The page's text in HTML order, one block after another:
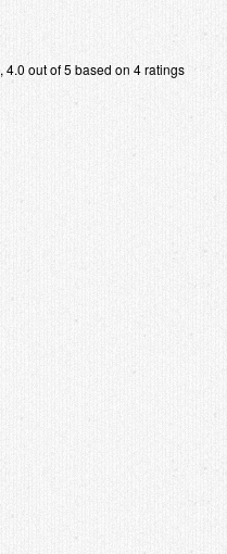
,4.0 out of5 based on 4ratings